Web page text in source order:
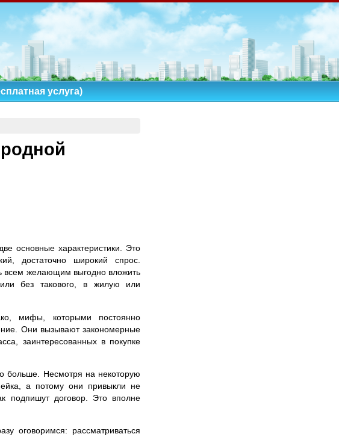
услуга)
основные характеристики. Это
достаточно широкий спрос.
всем желающим выгодно вложить
без такового, в жилую или
мифы, которыми постоянно
Они вызывают закономерные
заинтересованных в покупке
больше. Несмотря на некоторую
а потому они привыкли не
подпишут договор. Это вполне
оговоримся: рассматриваться